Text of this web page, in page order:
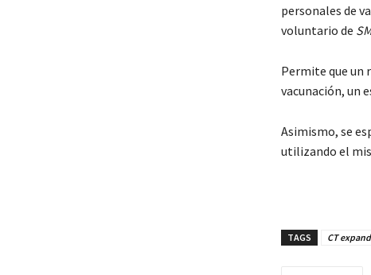
personales de
voluntario de
Permite que un
vacunación, un
Asimismo, se
utilizando el
TAGS CT